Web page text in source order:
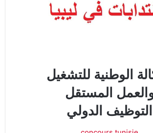
الوطنية للتشغيل
المستقل
التوظيف الدولي